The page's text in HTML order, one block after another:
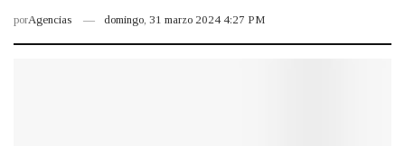
porAgencias domingo, 31 marzo 2024 4:27 PM